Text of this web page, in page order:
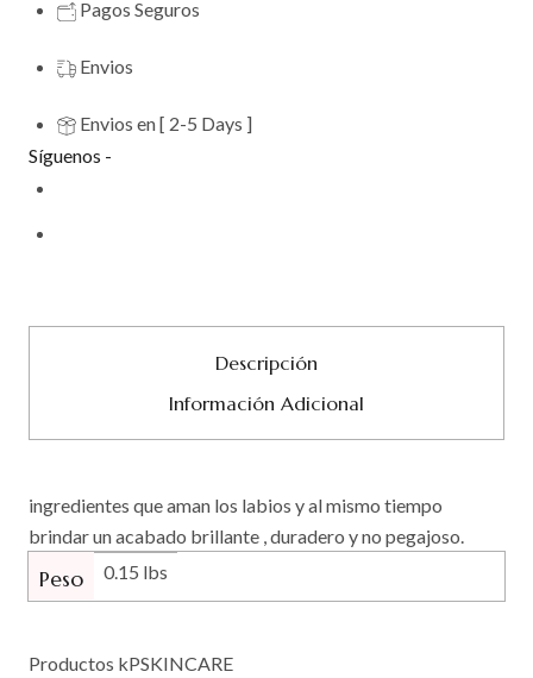
Pagos Seguros
Envios
Envios en [ 2-5 Days ]
Síguenos -
Descripción
Información Adicional
ingredientes que aman los labios y al mismo tiempo
brindar un acabado brillante , duradero y no pegajoso.
Peso 0.15 lbs
Productos kPSKINCARE